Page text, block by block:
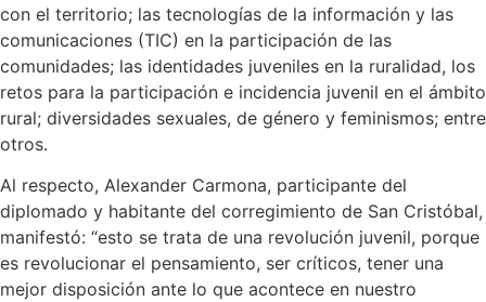
con el territorio; las tecnologías de la información y las
comunicaciones (TIC) en la participación de las
comunidades; las identidades juveniles en la ruralidad, los
retos para la participación e incidencia juvenil en el ámbito
rural; diversidades sexuales, de género y feminismos; entre
otros.
Al respecto, Alexander Carmona, participante del
diplomado y habitante del corregimiento de San Cristóbal,
manifestó: “esto se trata de una revolución juvenil, porque
es revolucionar el pensamiento, ser críticos, tener una
mejor disposición ante lo que acontece en nuestro